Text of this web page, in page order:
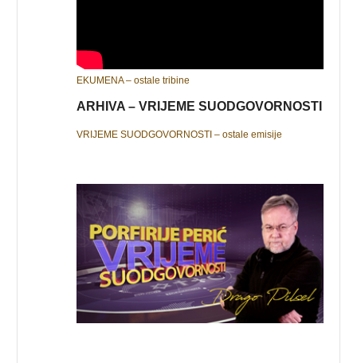
EKUMENA – ostale tribine
ARHIVA – VRIJEME SUODGOVORNOSTI
VRIJEME SUODGOVORNOSTI – ostale emisije